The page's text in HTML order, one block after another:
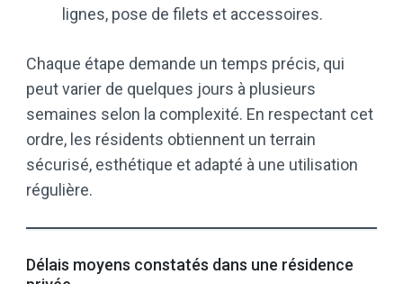
lignes, pose de filets et accessoires.
Chaque étape demande un temps précis, qui
peut varier de quelques jours à plusieurs
semaines selon la complexité. En respectant cet
ordre, les résidents obtiennent un terrain
sécurisé, esthétique et adapté à une utilisation
régulière.
Délais moyens constatés dans une résidence